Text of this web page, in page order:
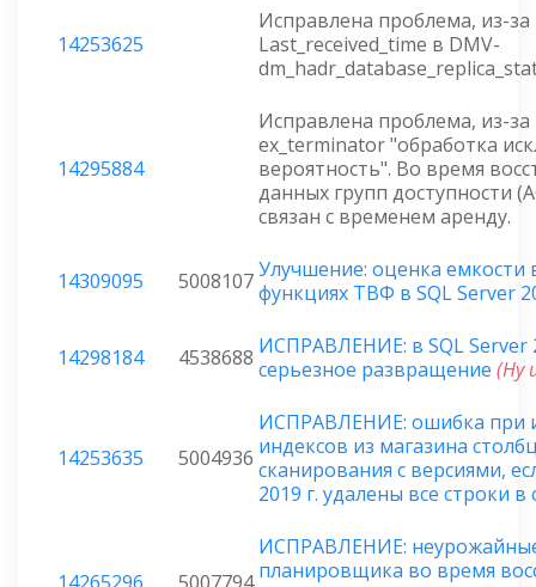
14253625
Исправлена проблема, из-за
Last_received_time в DMV-
14295884
Исправлена проблема, из-
ex_terminator "обработка
вероятность". Во время
данных групп доступности
связан с временем аренду.
14309095 5008107Улучшение: оценка емкости
функциях ТВФ в SQL Server
14298184 4538688 ИСПРАВЛЕНИЕ: в SQL Server
серьезное развращение (Ну
14253635 5004936
ИСПРАВЛЕНИЕ: ошибка при
индексов из магазина
сканирования с версиями,
2019 г. удалены все строки
14265296 5007794
ИСПРАВЛЕНИЕ:
планировщика во время